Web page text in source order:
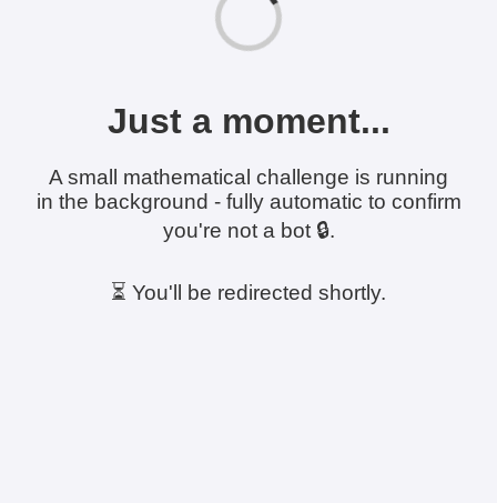
Just a moment...
A small mathematical challenge is running
in the background - fully automatic to confirm
you're not a bot 🔒.
⏳ You'll be redirected shortly.